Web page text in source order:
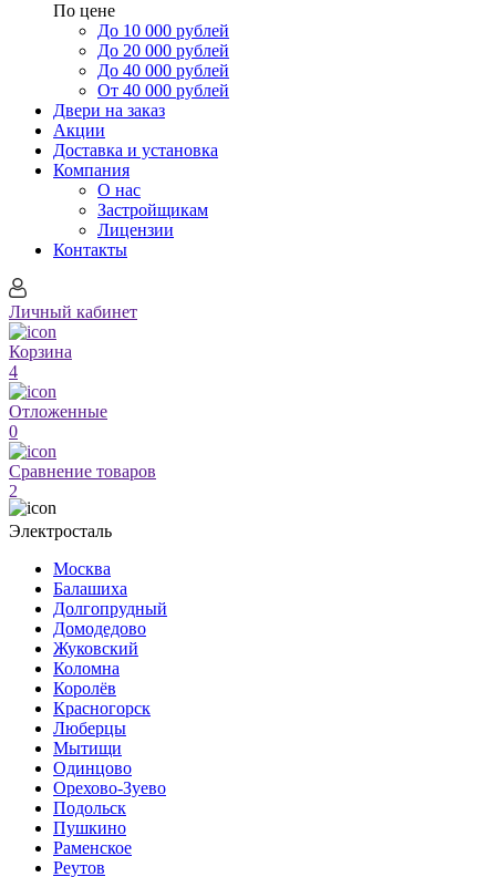
По цене
До 10 000 рублей
До 20 000 рублей
До 40 000 рублей
От 40 000 рублей
Двери на заказ
Акции
Доставка и установка
Компания
О нас
Застройщикам
Лицензии
Контакты
Личный кабинет
Корзина
4
Отложенные
0
Сравнение товаров
2
Электросталь
Москва
Балашиха
Долгопрудный
Домодедово
Жуковский
Коломна
Королёв
Красногорск
Люберцы
Мытищи
Одинцово
Орехово-Зуево
Подольск
Пушкино
Раменское
Реутов